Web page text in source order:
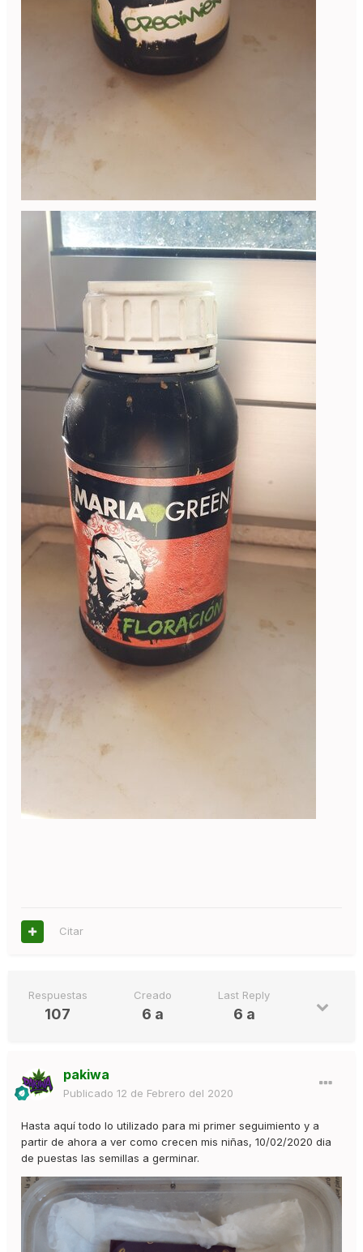
Citar
Respuestas
107
Creado
6 a
Last Reply
6 a
pakiwa
Publicado 12 de Febrero del 2020
Hasta aquí todo lo utilizado para mi primer seguimiento y a
partir de ahora a ver como crecen mis niñas, 10/02/2020 dia
de puestas las semillas a germinar.